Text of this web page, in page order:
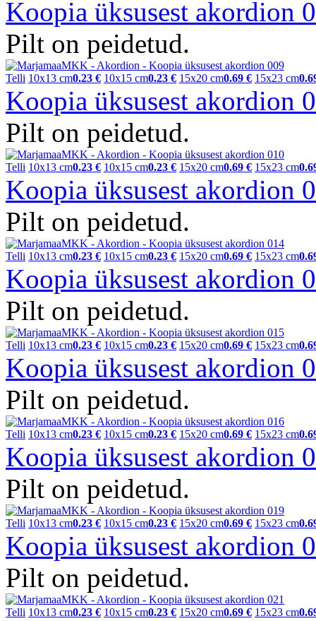
Koopia üksusest akordion
Pilt on peidetud.
Telli 10x13 cm0.23 € 10x15 cm0.23 € 15x20 cm0.69 € 15x23 cm
Koopia üksusest akordion
Pilt on peidetud.
Telli 10x13 cm0.23 € 10x15 cm0.23 € 15x20 cm0.69 € 15x23 cm
Koopia üksusest akordion
Pilt on peidetud.
Telli 10x13 cm0.23 € 10x15 cm0.23 € 15x20 cm0.69 € 15x23 cm
Koopia üksusest akordion
Pilt on peidetud.
Telli 10x13 cm0.23 € 10x15 cm0.23 € 15x20 cm0.69 € 15x23 cm
Koopia üksusest akordion
Pilt on peidetud.
Telli 10x13 cm0.23 € 10x15 cm0.23 € 15x20 cm0.69 € 15x23 cm
Koopia üksusest akordion
Pilt on peidetud.
Telli 10x13 cm0.23 € 10x15 cm0.23 € 15x20 cm0.69 € 15x23 cm
Koopia üksusest akordion
Pilt on peidetud.
Telli 10x13 cm0.23 € 10x15 cm0.23 € 15x20 cm0.69 € 15x23 cm